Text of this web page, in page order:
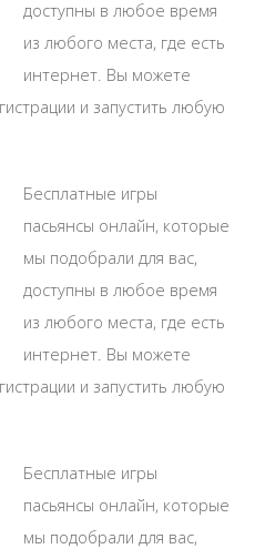
доступны в любое время
из любого места, где есть
интернет. Вы можете
и запустить любую
Бесплатные игры
пасьянсы онлайн, которые
мы подобрали для вас,
доступны в любое время
из любого места, где есть
интернет. Вы можете
и запустить любую
Бесплатные игры
пасьянсы онлайн, которые
мы подобрали для вас,